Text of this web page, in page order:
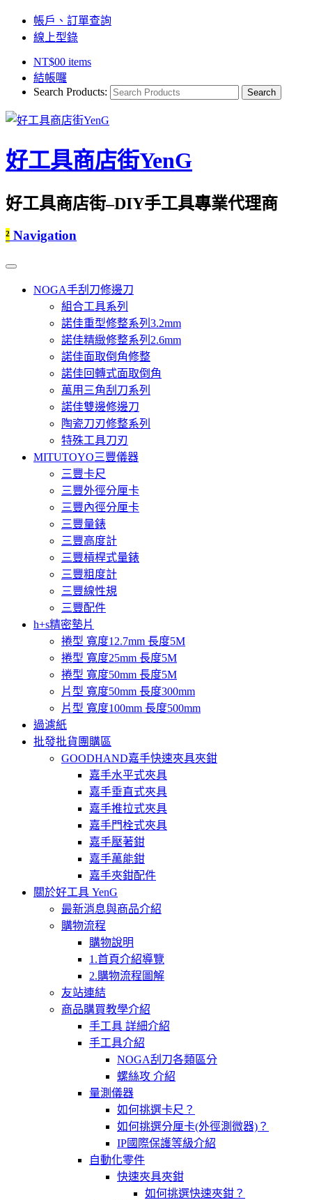
帳戶、訂單查詢
線上型錄
NT$00 items
結帳囉
Search Products:
好工具商店街YenG
好工具商店街–DIY手工具專業代理商
² Navigation
NOGA手刮刀修邊刀
組合工具系列
諾佳重型修整系列3.2mm
諾佳精緻修整系列2.6mm
諾佳面取倒角修整
諾佳回轉式面取倒角
萬用三角刮刀系列
諾佳雙邊修邊刀
陶瓷刀刃修整系列
特殊工具刀刃
MITUTOYO三豐儀器
三豐卡尺
三豐外徑分厘卡
三豐內徑分厘卡
三豐量錶
三豐高度計
三豐槓桿式量錶
三豐粗度計
三豐線性規
三豐配件
h+s精密墊片
捲型 寬度12.7mm 長度5M
捲型 寬度25mm 長度5M
捲型 寬度50mm 長度5M
片型 寬度50mm 長度300mm
片型 寬度100mm 長度500mm
過濾紙
批發批貨團購區
GOODHAND嘉手快速夾具夾鉗
嘉手水平式夾具
嘉手垂直式夾具
嘉手推拉式夾具
嘉手門栓式夾具
嘉手壓著鉗
嘉手萬能鉗
嘉手夾鉗配件
關於好工具 YenG
最新消息與商品介紹
購物流程
購物說明
1.首頁介紹導覽
2.購物流程圖解
友站連結
商品購買教學介紹
手工具 詳細介紹
手工具介紹
NOGA刮刀各類區分
螺絲攻 介紹
量測儀器
如何挑選卡尺？
如何挑選分厘卡(外徑測微器)？
IP國際保護等級介紹
自動化零件
快速夾具夾鉗
如何挑選快速夾鉗？